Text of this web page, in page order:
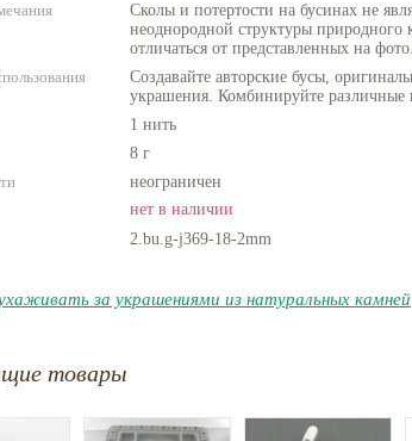
Сколы и потертости на бусинах не
неоднородной структуры природного
отличаться от представленных на фото.
Создавайте авторские бусы,
украшения. Комбинируйте различные
1 нить
8 г
неограничен
нет в наличии
2.bu.g-j369-18-2mm
за украшениями из натуральных камней
товары